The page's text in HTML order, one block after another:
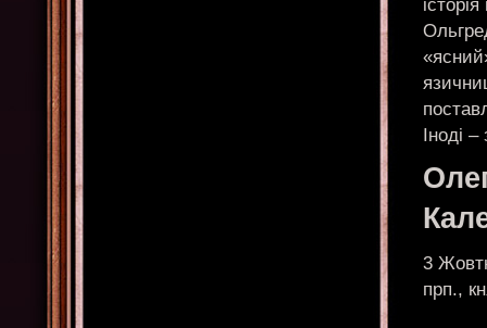
Іноді
3
прп.,